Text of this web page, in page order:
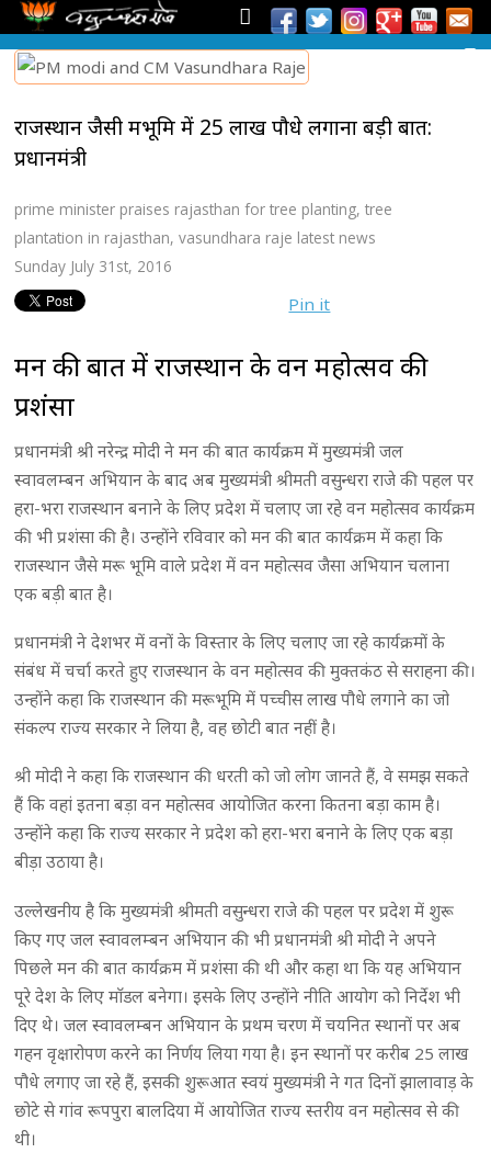
राजस्थान जैसी मरूभूमि में 25 लाख पौधे लगाना बड़ी बात:
प्रधानमंत्री
prime minister praises rajasthan for tree planting,tree
plantation in rajasthan,vasundhara raje latest news
Sunday July 31st, 2016
Pin it
मन की बात में राजस्थान के वन महोत्सव की
प्रशंसा
प्रधानमंत्री श्री नरेन्द्र मोदी ने मन की बात कार्यक्रम में मुख्यमंत्री जल
स्वावलम्बन अभियान के बाद अब मुख्यमंत्री श्रीमती वसुन्धरा राजे की पहल पर
हरा-भरा राजस्थान बनाने के लिए प्रदेश में चलाए जा रहे वन महोत्सव कार्यक्रम
की भी प्रशंसा की है। उन्होंने रविवार को मन की बात कार्यक्रम में कहा कि
राजस्थान जैसे मरू भूमि वाले प्रदेश में वन महोत्सव जैसा अभियान चलाना
एक बड़ी बात है।
प्रधानमंत्री ने देशभर में वनों के विस्तार के लिए चलाए जा रहे कार्यक्रमों के
संबंध में चर्चा करते हुए राजस्थान के वन महोत्सव की मुक्तकंठ से सराहना की।
उन्होंने कहा कि राजस्थान की मरूभूमि में पच्चीस लाख पौधे लगाने का जो
संकल्प राज्य सरकार ने लिया है, वह छोटी बात नहीं है।
श्री मोदी ने कहा कि राजस्थान की धरती को जो लोग जानते हैं, वे समझ सकते
हैं कि वहां इतना बड़ा वन महोत्सव आयोजित करना कितना बड़ा काम है।
उन्होंने कहा कि राज्य सरकार ने प्रदेश को हरा-भरा बनाने के लिए एक बड़ा
बीड़ा उठाया है।
उल्लेखनीय है कि मुख्यमंत्री श्रीमती वसुन्धरा राजे की पहल पर प्रदेश में शुरू
किए गए जल स्वावलम्बन अभियान की भी प्रधानमंत्री श्री मोदी ने अपने
पिछले मन की बात कार्यक्रम में प्रशंसा की थी और कहा था कि यह अभियान
पूरे देश के लिए माॅडल बनेगा। इसके लिए उन्होंने नीति आयोग को निर्देश भी
दिए थे। जल स्वावलम्बन अभियान के प्रथम चरण में चयनित स्थानों पर अब
गहन वृक्षारोपण करने का निर्णय लिया गया है। इन स्थानों पर करीब 25 लाख
पौधे लगाए जा रहे हैं, इसकी शुरूआत स्वयं मुख्यमंत्री ने गत दिनों झालावाड़ के
छोटे से गांव रूपपुरा बालदिया में आयोजित राज्य स्तरीय वन महोत्सव से की
थी।